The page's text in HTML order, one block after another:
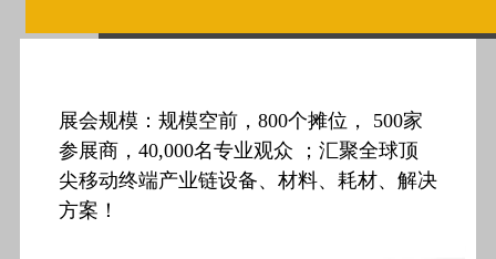
展会规模：规模空前，800个摊位， 500家
参展商，40,000名专业观众 ；汇聚全球顶
尖移动终端产业链设备、材料、耗材、解决
方案！